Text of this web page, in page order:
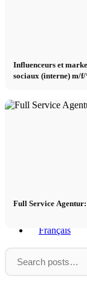
Influenceurs et
sociaux (interne) m/
Full Service